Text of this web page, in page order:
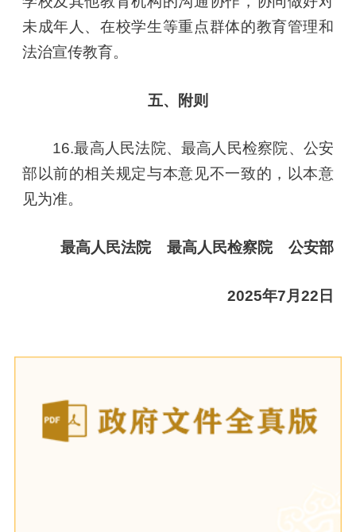
未成年人、在校学生等重点群体的教育管理和
法治宣传教育。
五、附则
16.最高人民法院、最高人民检察院、公安
部以前的相关规定与本意见不一致的，以本意
见为准。
最高人民法院 最高人民检察院 公安部
2025年7月22日